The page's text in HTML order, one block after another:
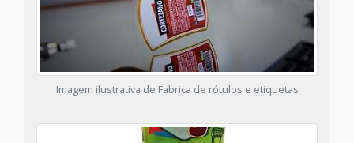
Imagem ilustrativa de Fabrica de rótulos e etiquetas